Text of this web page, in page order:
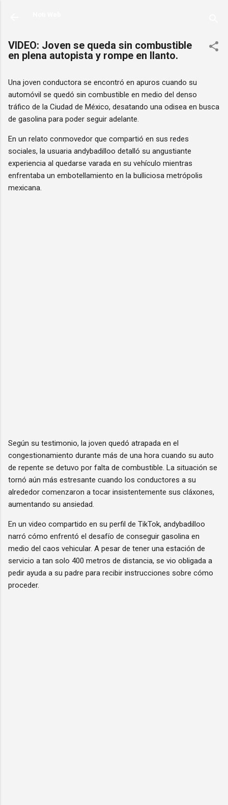
VIDEO: Joven se queda sin combustible
en plena autopista y rompe en llanto.
Una joven conductora se encontró en apuros cuando su
automóvil se quedó sin combustible en medio del denso
tráfico de la Ciudad de México, desatando una odisea en busca
de gasolina para poder seguir adelante.
En un relato conmovedor que compartió en sus redes
sociales, la usuaria andybadilloo detalló su angustiante
experiencia al quedarse varada en su vehículo mientras
enfrentaba un embotellamiento en la bulliciosa metrópolis
mexicana.
Según su testimonio, la joven quedó atrapada en el
congestionamiento durante más de una hora cuando su auto
de repente se detuvo por falta de combustible. La situación se
tornó aún más estresante cuando los conductores a su
alrededor comenzaron a tocar insistentemente sus cláxones,
aumentando su ansiedad.
En un video compartido en su perfil de TikTok, andybadilloo
narró cómo enfrentó el desafío de conseguir gasolina en
medio del caos vehicular. A pesar de tener una estación de
servicio a tan solo 400 metros de distancia, se vio obligada a
pedir ayuda a su padre para recibir instrucciones sobre cómo
proceder.